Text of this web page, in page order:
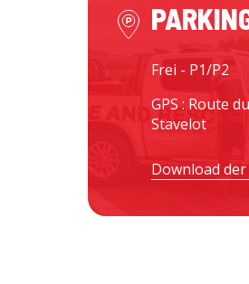
Frei - P1/P2
GPS : Route
Stavelot
Download